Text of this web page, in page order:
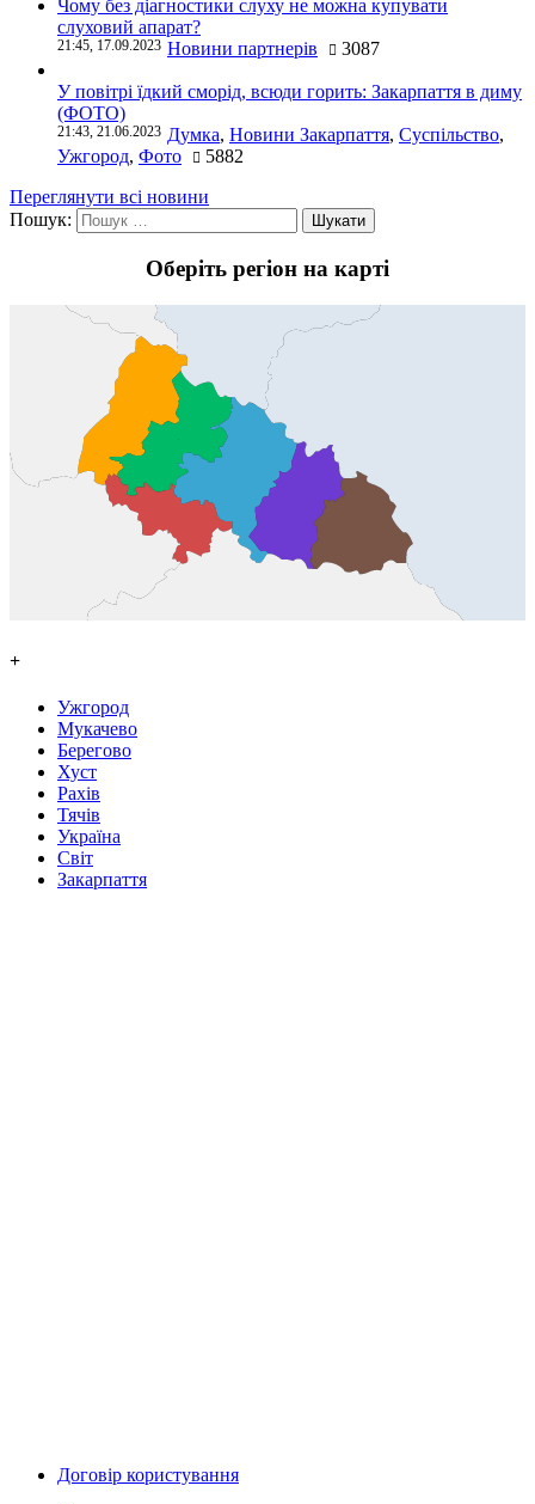
Чому без діагностики слуху не можна купувати
слуховий апарат?
21:45, 17.09.2023 Новини партнерів 3087
У повітрі їдкий сморід, всюди горить: Закарпаття в диму
(ФОТО)
21:43, 21.06.2023 Думка, Новини Закарпаття, Суспільство,
Ужгород, Фото
5882
Переглянути всі новини
Пошук:
Оберіть регіон на карті
+
Ужгород
Мукачево
Берегово
Хуст
Рахів
Тячів
Україна
Світ
Закарпаття
Договір користування